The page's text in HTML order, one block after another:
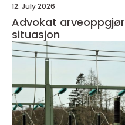
12. July 2026
Advokat arveoppgjør trygghet i en sårbar
situasjon